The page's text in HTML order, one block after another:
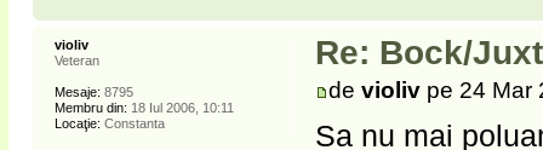
Re: Bock/
devioliv pe 24 Mar
Sa nu mai
violiv
Veteran
Mesaje: 8795
Membru din: 18 Iul 2006, 10:11
Locaţie: Constanta